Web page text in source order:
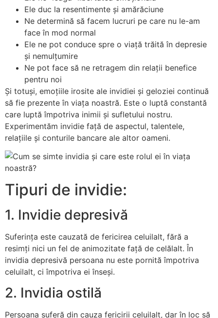
Ele duc la resentimente și amărăciune
Ne determină să facem lucruri pe care nu le-am
face în mod normal
Ele ne pot conduce spre o viață trăită în depresie
și nemulțumire
Ne pot face să ne retragem din relații benefice
pentru noi
Și totuși, emoțiile irosite ale invidiei și geloziei continuă
să fie prezente în viața noastră. Este o luptă constantă
care luptă împotriva inimii și sufletului nostru.
Experimentăm invidie față de aspectul, talentele,
relațiile și conturile bancare ale altor oameni.
Tipuri de invidie:
1. Invidie depresivă
Suferința este cauzată de fericirea celuilalt, fără a
resimți nici un fel de animozitate față de celălalt. În
invidia depresivă persoana nu este pornită împotriva
celuilalt, ci împotriva ei înseși.
2. Invidia ostilă
Persoana suferă din cauza fericirii celuilalt, dar în loc să